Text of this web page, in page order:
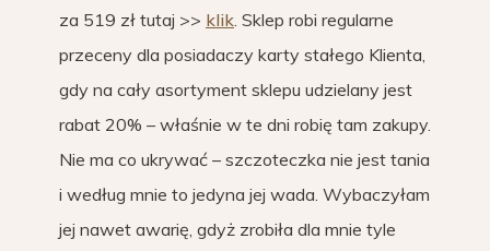
za 519 zł tutaj >> klik . Sklep robi regularne
przeceny dla posiadaczy karty stałego Klienta,
gdy na cały asortyment sklepu udzielany jest
rabat 20% – właśnie w te dni robię tam zakupy.
Nie ma co ukrywać – szczoteczka nie jest tania
i według mnie to jedyna jej wada. Wybaczyłam
jej nawet awarię, gdyż zrobiła dla mnie tyle